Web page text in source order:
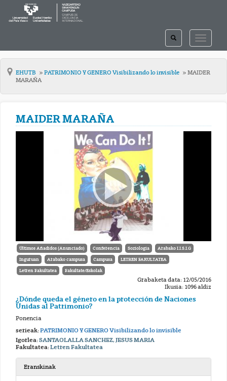
TOGGLE
TOGGLE
SEARCH
EHUTB PATRIMONIO Y GENERO Visibilizando lo invisible
MAIDER
MARAÑA
MAIDER MARAÑA
Últimos Añadidos (Anunciado) Conferencia Soziologia Arabako I.I.S.I.G
Inguruan Arabako campusa Campusa LETREN FAKULTATEA
Letren Fakultatea Fakultate/Eskolak
Grabaketa data: 12/05/2016
Ikusia: 1096 aldiz
¿Dónde queda el género en la protección de Naciones
Unidas al Patrimonio?
Ponencia
serieak:PATRIMONIO Y GENERO Visibilizando lo invisible
Igorlea:SANTAOLALLA SANCHEZ, JESUS MARIA
Fakultatea:Letren Fakultatea
Eranskinak